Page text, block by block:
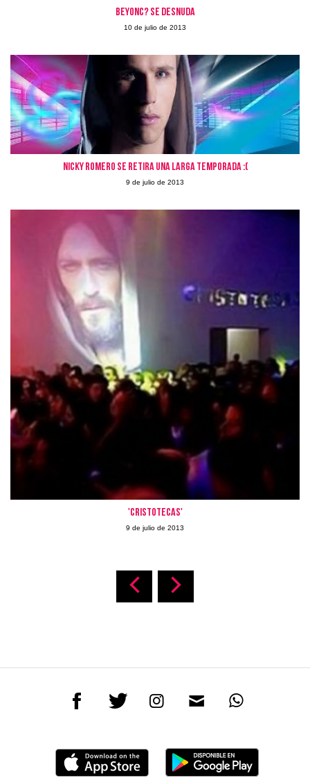
Beyonc? se desnuda
10 de julio de 2013
Nicky Romero se retira una larga temporada :(
9 de julio de 2013
'Cristotecas'
9 de julio de 2013